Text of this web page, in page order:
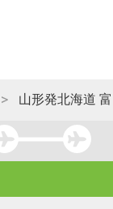
山形発北海道